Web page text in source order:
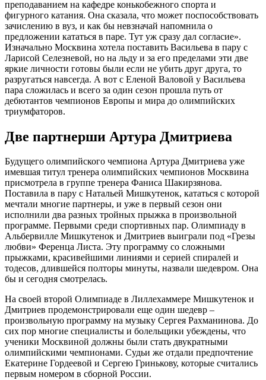
преподаванием на кафедре конькобежного спорта и
фигурного катания. Она сказала, что может поспособствовать
зачислению в вуз, и как бы невзначай напомнила о
предложении кататься в паре. Тут уж сразу дал согласие».
Изначально Москвина хотела поставить Васильева в пару с
Ларисой Селезневой, но на льду и за его пределами эти две
яркие личности готовы были если не убить друг друга, то
разругаться навсегда. А вот с Еленой Валовой у Васильева
пара сложилась и всего за один сезон прошла путь от
дебютантов чемпионов Европы и мира до олимпийских
триумфаторов.
Две партнерши Артура Дмитриева
Будущего олимпийского чемпиона Артура Дмитриева уже
имевшая титул тренера олимпийских чемпионов Москвина
присмотрела в группе тренера Фаниса Шакирзянова.
Поставила в пару с Натальей Мишкутенок, кататься с которой
мечтали многие партнеры, и уже в первый сезон они
исполнили два разных тройных прыжка в произвольной
программе. Первыми среди спортивных пар. Олимпиаду в
Альбервилле Мишкутенок и Дмитриев выиграли под «Грезы
любви» Ференца Листа. Эту программу со сложными
прыжками, красивейшими линиями и серией спиралей и
тодесов, длившейся полторы минуты, назвали шедевром. Она
бы и сегодня смотрелась.
На своей второй Олимпиаде в Лиллехаммере Мишкутенок и
Дмитриев продемонстрировали еще один шедевр –
произвольную программу на музыку Сергея Рахманинова. До
сих пор многие специалисты и болельщики убеждены, что
ученики Москвиной должны были стать двукратными
олимпийскими чемпионами. Судьи же отдали предпочтение
Екатерине Гордеевой и Сергею Гринькову, которые считались
первым номером в сборной России.